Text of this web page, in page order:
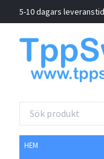
5-10 dagars leveranstid
HEM